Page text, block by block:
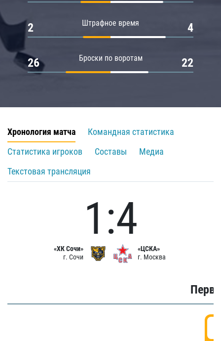
Штрафное время
2 4
Броски по воротам
26 22
Хронология матча
Командная статистика
Статистика игроков
Составы
Медиа
Текстовая трансляция
«ХК Сочи»
г. Сочи
1:4
«ЦСКА»
г. Москва